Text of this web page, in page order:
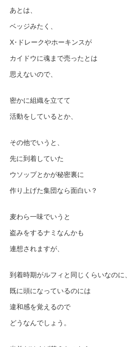
あとは、
ベッジみたく、
X･ドレークやホーキンスが
カイドウに魂まで売ったとは
思えないので、
密かに組織を立てて
活動をしているとか、
その他でいうと、
先に到着していた
ウソップとかが秘密裏に
作り上げた集団なら面白い？
麦わら一味でいうと
盗みをするナミなんかも
連想されますが、
到着時期がルフィと同じくらいなのに、
既に頭になっているのには
違和感を覚えるので
どうなんでしょう。